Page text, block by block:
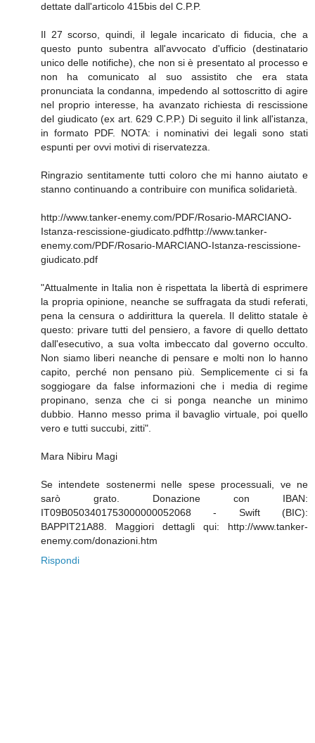
dettate dall'articolo 415bis del C.P.P.
Il 27 scorso, quindi, il legale incaricato di fiducia, che a
questo punto subentra all'avvocato d'ufficio (destinatario
unico delle notifiche), che non si è presentato al processo e
non ha comunicato al suo assistito che era stata
pronunciata la condanna, impedendo al sottoscritto di agire
nel proprio interesse, ha avanzato richiesta di rescissione
del giudicato (ex art. 629 C.P.P.) Di seguito il link all'istanza,
in formato PDF. NOTA: i nominativi dei legali sono stati
espunti per ovvi motivi di riservatezza.
Ringrazio sentitamente tutti coloro che mi hanno aiutato e
stanno continuando a contribuire con munifica solidarietà.
http://www.tanker-enemy.com/PDF/Rosario-MARCIANO-
Istanza-rescissione-giudicato.pdfhttp://www.tanker-
enemy.com/PDF/Rosario-MARCIANO-Istanza-rescissione-
giudicato.pdf
"Attualmente in Italia non è rispettata la libertà di esprimere
la propria opinione, neanche se suffragata da studi referati,
pena la censura o addirittura la querela. Il delitto statale è
questo: privare tutti del pensiero, a favore di quello dettato
dall'esecutivo, a sua volta imbeccato dal governo occulto.
Non siamo liberi neanche di pensare e molti non lo hanno
capito, perché non pensano più. Semplicemente ci si fa
soggiogare da false informazioni che i media di regime
propinano, senza che ci si ponga neanche un minimo
dubbio. Hanno messo prima il bavaglio virtuale, poi quello
vero e tutti succubi, zitti".
Mara Nibiru Magi
Se intendete sostenermi nelle spese processuali, ve ne
sarò grato. Donazione con IBAN:
IT09B0503401753000000052068 - Swift (BIC):
BAPPIT21A88. Maggiori dettagli qui: http://www.tanker-
enemy.com/donazioni.htm
Rispondi